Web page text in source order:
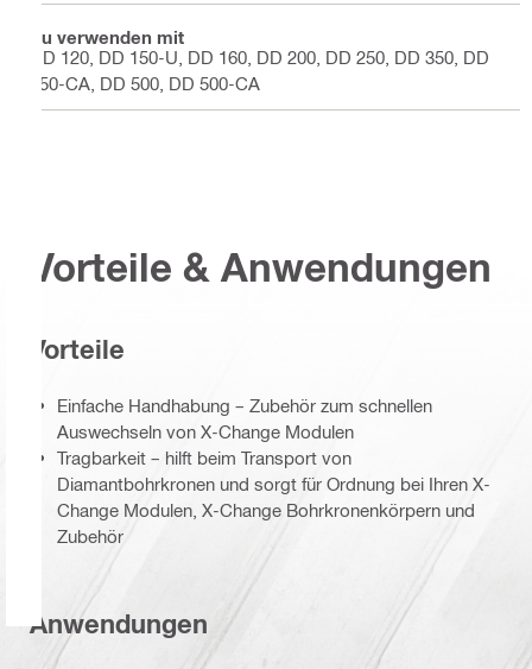
Zu verwenden mit
DD 120, DD 150-U, DD 160, DD 200, DD 250, DD 350, DD
350-CA, DD 500, DD 500-CA
Vorteile & Anwendungen
Vorteile
Einfache Handhabung – Zubehör zum schnellen
Auswechseln von X-Change Modulen
Tragbarkeit – hilft beim Transport von
Diamantbohrkronen und sorgt für Ordnung bei Ihren X-
Change Modulen, X-Change Bohrkronenkörpern und
Zubehör
Anwendungen